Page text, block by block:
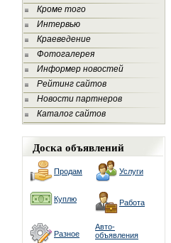
Кроме того
Интервью
Краеведение
Фотогалерея
Информер новостей
Рейтинг сайтов
Новости партнеров
Каталог сайтов
Доска объявлений
Продам Услуги
Куплю Работа
Разное
Авто-
объявления